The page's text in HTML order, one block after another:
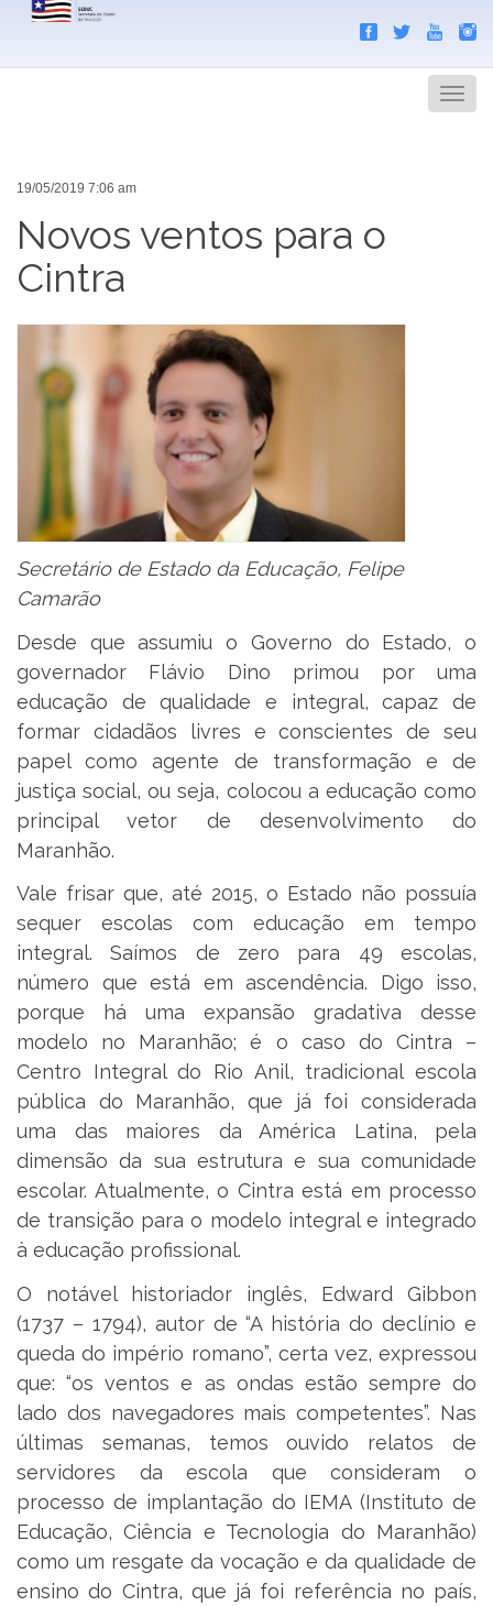
Menu
19/05/2019 7:06 am
Novos ventos para o
Cintra
Secretário de Estado da Educação, Felipe
Camarão
Desde que assumiu o Governo do Estado, o
governador Flávio Dino primou por uma
educação de qualidade e integral, capaz de
formar cidadãos livres e conscientes de seu
papel como agente de transformação e de
justiça social, ou seja, colocou a educação como
principal vetor de desenvolvimento do
Maranhão.
Vale frisar que, até 2015, o Estado não possuía
sequer escolas com educação em tempo
integral. Saímos de zero para 49 escolas,
número que está em ascendência. Digo isso,
porque há uma expansão gradativa desse
modelo no Maranhão; é o caso do Cintra –
Centro Integral do Rio Anil, tradicional escola
pública do Maranhão, que já foi considerada
uma das maiores da América Latina, pela
dimensão da sua estrutura e sua comunidade
escolar. Atualmente, o Cintra está em processo
de transição para o modelo integral e integrado
à educação profissional.
O notável historiador inglês, Edward Gibbon
(1737 – 1794), autor de “A história do declínio e
queda do império romano”, certa vez, expressou
que: “os ventos e as ondas estão sempre do
lado dos navegadores mais competentes”. Nas
últimas semanas, temos ouvido relatos de
servidores da escola que consideram o
processo de implantação do IEMA (Instituto de
Educação, Ciência e Tecnologia do Maranhão)
como um resgate da vocação e da qualidade de
ensino do Cintra, que já foi referência no país,